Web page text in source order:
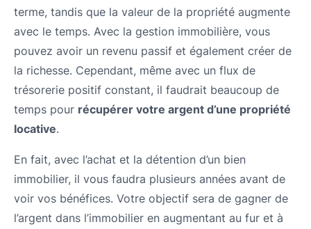
terme, tandis que la valeur de la propriété augmente
avec le temps. Avec la gestion immobilière, vous
pouvez avoir un revenu passif et également créer de
la richesse. Cependant, même avec un flux de
trésorerie positif constant, il faudrait beaucoup de
temps pour récupérer votre argent d’une propriété
locative.
En fait, avec l’achat et la détention d’un bien
immobilier, il vous faudra plusieurs années avant de
voir vos bénéfices. Votre objectif sera de gagner de
l’argent dans l’immobilier en augmentant au fur et à